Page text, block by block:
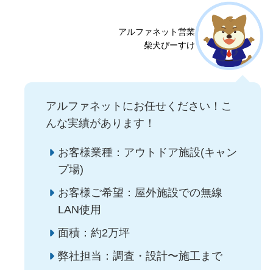
アルファネット営業
柴犬ぴーすけ
アルファネットにお任せください！こ
んな実績があります！
お客様業種：アウトドア施設(キャン
プ場)
お客様ご希望：屋外施設での無線
LAN使用
面積：約2万坪
弊社担当：調査・設計〜施工まで